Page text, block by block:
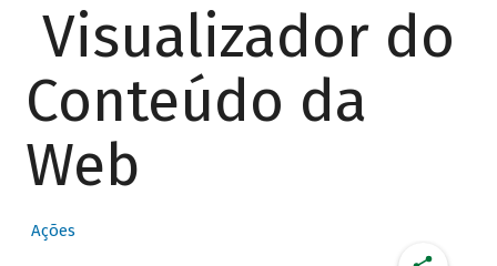
Visualizador do
Conteúdo da
Web
Ações